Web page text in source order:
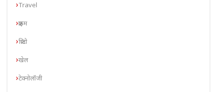
Travel
क्राइम
क्रिप्टो
खेल
टेक्नोलॉजी